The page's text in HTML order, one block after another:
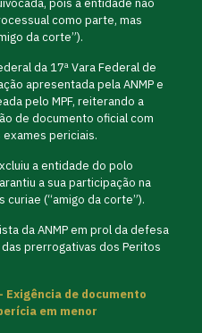
pois a entidade não
como parte, mas
da corte”).
da 17ª Vara Federal de
apresentada pela ANMP e
pelo MPF, reiterando a
de documento oficial com
periciais.
a entidade do polo
a sua participação na
curiae (“amigo da corte”).
da ANMP em prol da defesa
prerrogativas dos Peritos
Exigência de documento
em menor